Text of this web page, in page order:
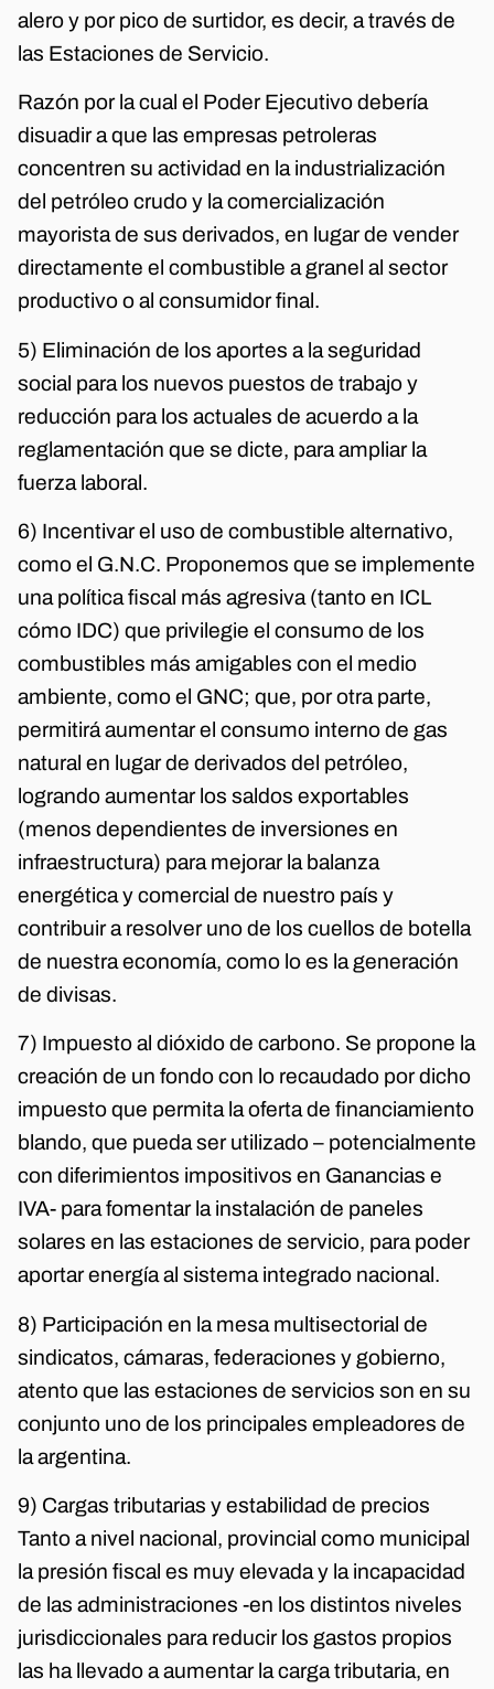
alero y por pico de surtidor, es decir, a través de
las Estaciones de Servicio.
Razón por la cual el Poder Ejecutivo debería
disuadir a que las empresas petroleras
concentren su actividad en la industrialización
del petróleo crudo y la comercialización
mayorista de sus derivados, en lugar de vender
directamente el combustible a granel al sector
productivo o al consumidor final.
5) Eliminación de los aportes a la seguridad
social para los nuevos puestos de trabajo y
reducción para los actuales de acuerdo a la
reglamentación que se dicte, para ampliar la
fuerza laboral.
6) Incentivar el uso de combustible alternativo,
como el G.N.C. Proponemos que se implemente
una política fiscal más agresiva (tanto en ICL
cómo IDC) que privilegie el consumo de los
combustibles más amigables con el medio
ambiente, como el GNC; que, por otra parte,
permitirá aumentar el consumo interno de gas
natural en lugar de derivados del petróleo,
logrando aumentar los saldos exportables
(menos dependientes de inversiones en
infraestructura) para mejorar la balanza
energética y comercial de nuestro país y
contribuir a resolver uno de los cuellos de botella
de nuestra economía, como lo es la generación
de divisas.
7) Impuesto al dióxido de carbono. Se propone la
creación de un fondo con lo recaudado por dicho
impuesto que permita la oferta de financiamiento
blando, que pueda ser utilizado – potencialmente
con diferimientos impositivos en Ganancias e
IVA- para fomentar la instalación de paneles
solares en las estaciones de servicio, para poder
aportar energía al sistema integrado nacional.
8) Participación en la mesa multisectorial de
sindicatos, cámaras, federaciones y gobierno,
atento que las estaciones de servicios son en su
conjunto uno de los principales empleadores de
la argentina.
9) Cargas tributarias y estabilidad de precios
Tanto a nivel nacional, provincial como municipal
la presión fiscal es muy elevada y la incapacidad
de las administraciones -en los distintos niveles
jurisdiccionales para reducir los gastos propios
las ha llevado a aumentar la carga tributaria, en